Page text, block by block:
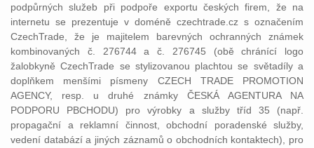
podpůrných služeb při podpoře exportu českých firem, že na
internetu se prezentuje v doméně czechtrade.cz s označením
CzechTrade, že je majitelem barevných ochranných známek
kombinovaných č. 276744 a č. 276745 (obě chránící logo
žalobkyně CzechTrade se stylizovanou plachtou se světadíly a
doplňkem menšími písmeny CZECH TRADE PROMOTION
AGENCY, resp. u druhé známky ČESKÁ AGENTURA NA
PODPORU PBCHODU) pro výrobky a služby tříd 35 (např.
propagační a reklamní činnost, obchodní poradenské služby,
vedení databází a jiných záznamů o obchodních kontaktech), pro